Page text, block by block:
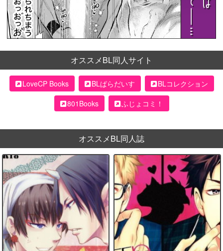
オススメBL同人サイト
LoveCP Books BLぱらだいす
BLコレクション
801Books
ふじょコミ！
オススメBL同人誌